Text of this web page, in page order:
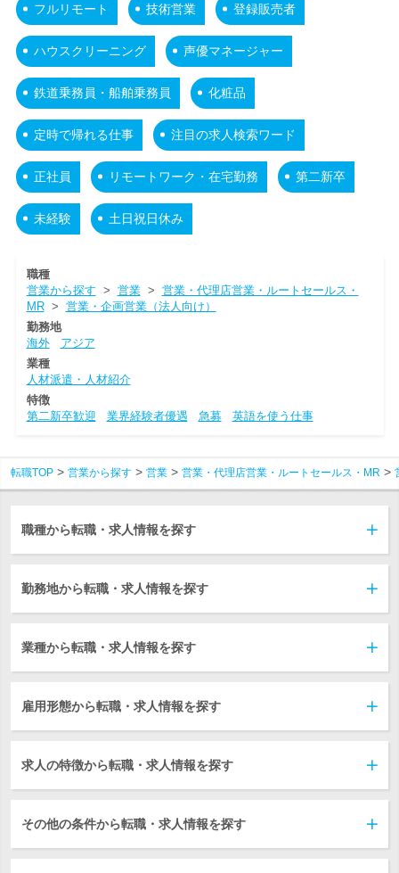
フルリモート 技術営業 登録販売者
ハウスクリーニング 声優マネージャー
鉄道乗務員・船舶乗務員 化粧品
定時で帰れる仕事 注目の求人検索ワード
正社員 リモートワーク・在宅勤務 第二新卒
未経験 土日祝日休み
職種
営業から探す > 営業> 営業・代理店営業・ルートセールス・
MR> 営業・企画営業（法人向け）
勤務地
海外
アジア
業種
人材派遣・人材紹介
特徴
第二新卒歓迎
業界経験者優遇 急募 英語を使う仕事
転職TOP 営業から探す 営業 営業・代理店営業・ルートセールス・MR
職種から転職・求人情報を探す
勤務地から転職・求人情報を探す
業種から転職・求人情報を探す
雇用形態から転職・求人情報を探す
求人の特徴から転職・求人情報を探す
その他の条件から転職・求人情報を探す